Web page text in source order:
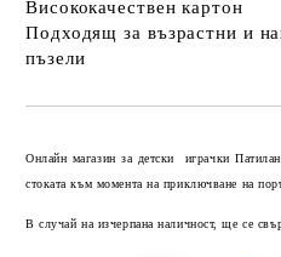
Висококачествен картон
Подходящ за възрастни и
пъзели
Онлайн магазин за детски играчки
стоката към момента на приключване на
В случай на изчерпана наличност, ще се